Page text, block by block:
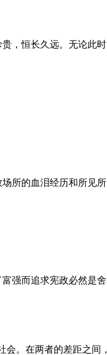
，恒长久远。无论此
所的血泪经历和所见
强而追求宪政必然是
。在两者的差距之